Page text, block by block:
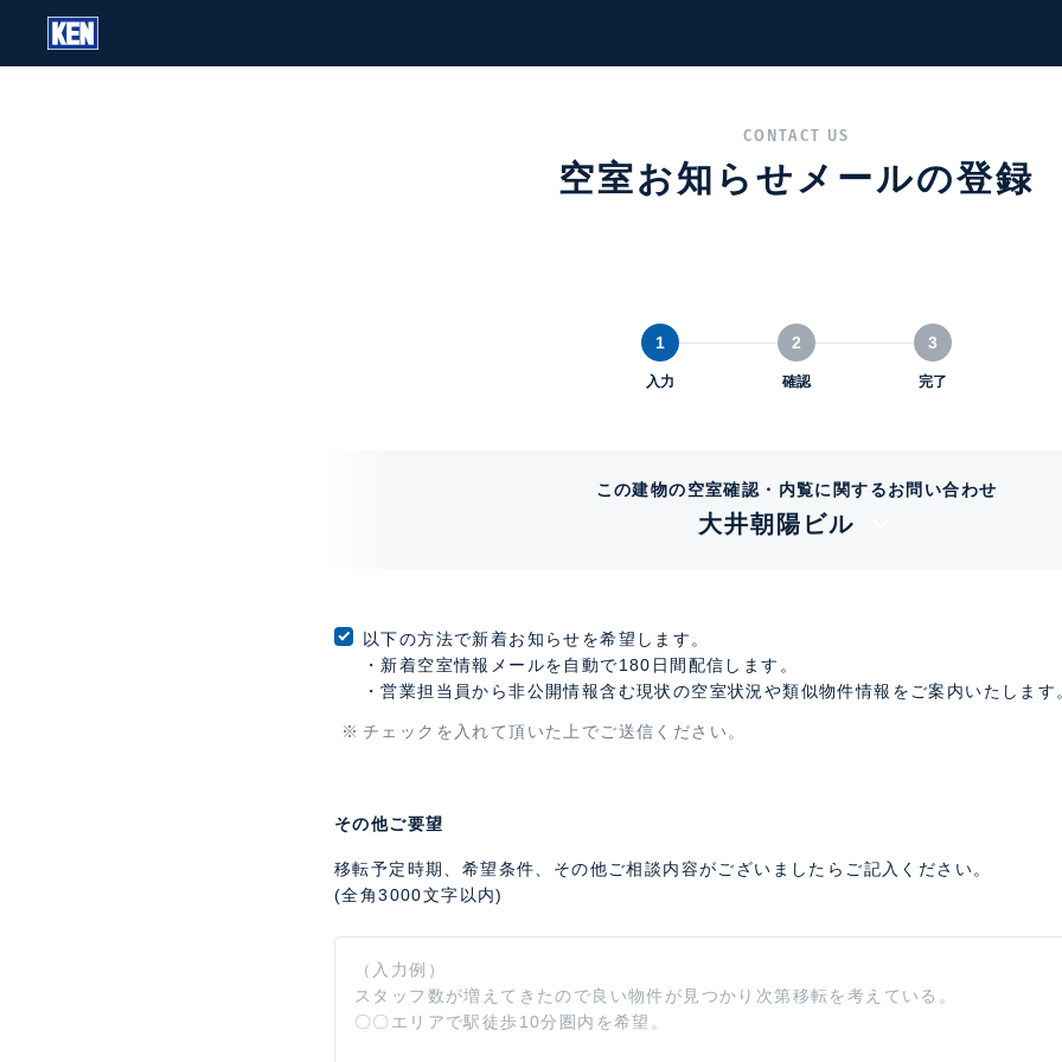
CONTACT US
空室お知らせメールの登録
1
入力
2
確認
3
完了
この建物の空室確認・内覧に関するお問い合わせ
大井朝陽ビル
以下の方法で新着お知らせを希望します。
・新着空室情報メールを自動で180日間配信します。
・営業担当員から非公開情報含む現状の空室状況や類似物件情報をご案内いたします
チェックを入れて頂いた上でご送信ください。
その他ご要望
移転予定時期、希望条件、その他ご相談内容がございましたらご記入ください。
(全角3000文字以内)